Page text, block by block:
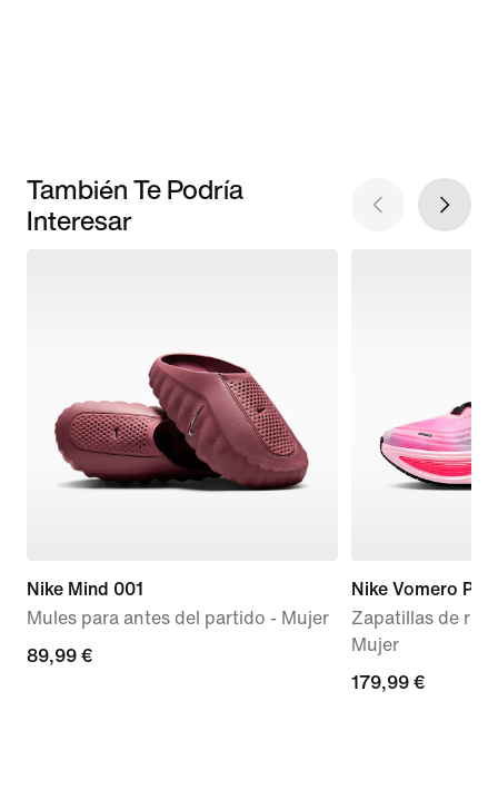
También Te Podría
Interesar
Nike Mind 001
Mules para antes del partido - Mujer
89,99 €
89,99 €
Nike Vomero Plus
Zapatillas de
Mujer
179,99 €
179,99 €